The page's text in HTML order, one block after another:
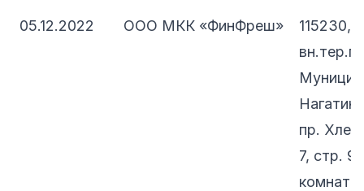
05.12.2022 ООО МКК «ФинФреш»
115230,
вн.тер.г.
пр.
7, стр.
комната